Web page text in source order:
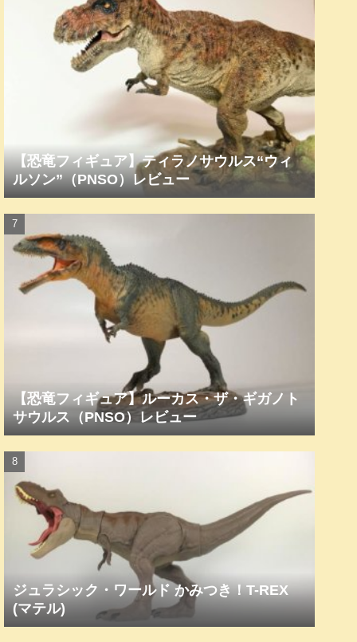
【恐竜フィギュア】ティラノサウルス“ウィ
ルソン”（PNSO）レビュー
【恐竜フィギュア】ルーカス・ザ・ギガノト
サウルス（PNSO）レビュー
ジュラシック・ワールド かみつき！T-REX
(マテル)